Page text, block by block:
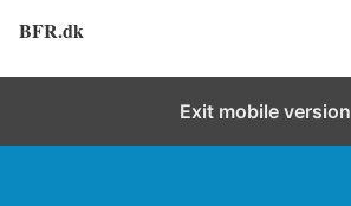
BFR.dk
Exit mobile version